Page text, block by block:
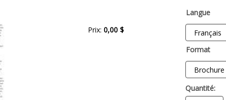
Prix: 0,00 $
Langue
Format
Quantité: